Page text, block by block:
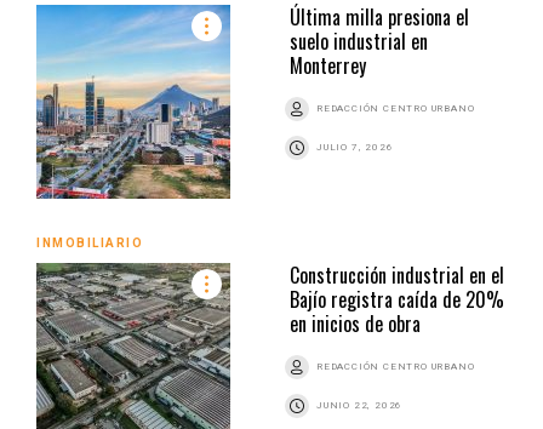
Última milla presiona el
suelo industrial en
Monterrey
REDACCIÓN CENTRO URBANO
JULIO 7, 2026
INMOBILIARIO
Construcción industrial en el
Bajío registra caída de 20%
en inicios de obra
REDACCIÓN CENTRO URBANO
JUNIO 22, 2026